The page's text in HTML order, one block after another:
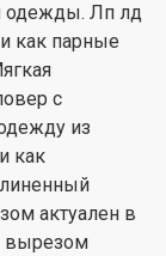
одежды. Лп лд
как парные
с
из
как
актуален в
вырезом